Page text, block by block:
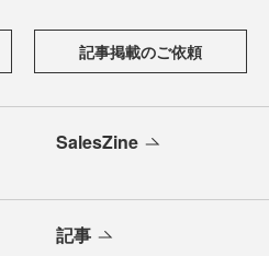
記事掲載のご依頼
SalesZine
記事